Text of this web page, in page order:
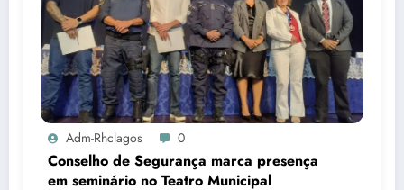
Adm-Rhclagos 0
Conselho de Segurança marca presença
em seminário no Teatro Municipal